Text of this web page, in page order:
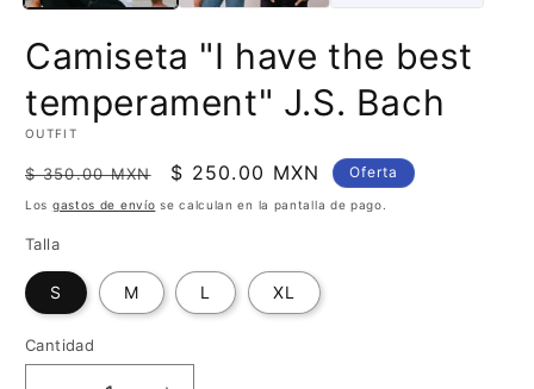
Camiseta "I have the best
temperament" J.S. Bach
OUTFIT
Precio
habitual
$ 350.00 MXN
Precio
de
$ 250.00 MXN Oferta
Los gastos de envío se calculan en la pantalla de pago.
Talla
S M L XL
Cantidad
Cantidad